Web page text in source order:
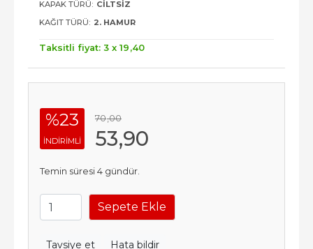
KAPAK TÜRÜ: CILTSIZ
KAĞIT TÜRÜ: 2. HAMUR
Taksitli fiyat: 3 x 19 ,40
%23
INDIRIMLI
70,00
53,90
Temin süresi 4 gündür.
Sepete Ekle
Tavsiye et Hata bildir